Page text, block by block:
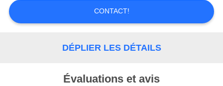
CONTACT!
DÉPLIER LES DÉTAILS
Évaluations et avis